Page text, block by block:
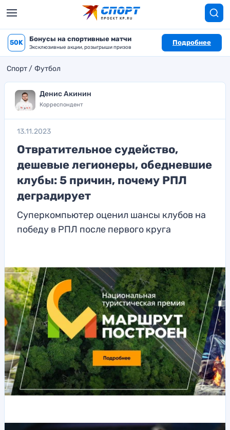
50K Бонусы на спортивные матчи
Эксклюзивные акции, розыгрыши призов
Подробнее
Спорт Футбол
Денис Акинин
Корреспондент
13.11.2023
Отвратительное судейство,
дешевые легионеры, обедневшие
клубы: 5 причин, почему РПЛ
деградирует
Суперкомпьютер оценил шансы клубов на
победу в РПЛ после первого круга